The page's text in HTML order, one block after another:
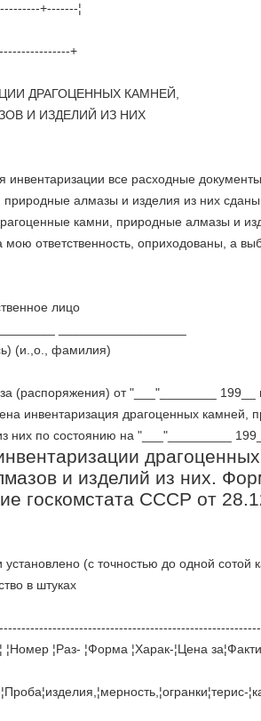
+-------¦
+
ДРАГОЦЕННЫХ КАМНЕЙ,
И ИЗДЕЛИЙ ИЗ НИХ
инвентаризации все расходные
природные алмазы и изделия из них
камни, природные алмазы и
мою ответственность, оприходованы, а
лицо
(и.,о., фамилия)
(распоряжения) от "___"________ 199__
инвентаризация драгоценных камней,
них по состоянию на "___"_________
и изделий из них.
госкомстата СССР от
(с точностью до одной сотой
в штуках
¦Номер ¦Раз- ¦Форма ¦Харак-¦Цена